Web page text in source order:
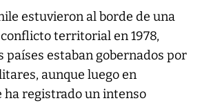
estuvieron al borde de una
territorial en 1978,
países estaban gobernados por
aunque luego en
ha registrado un intenso